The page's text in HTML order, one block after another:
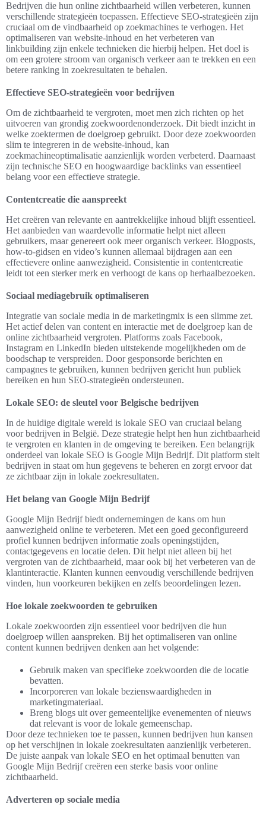
Bedrijven die hun online zichtbaarheid willen verbeteren, kunnen
verschillende strategieën toepassen. Effectieve SEO-strategieën zijn
cruciaal om de vindbaarheid op zoekmachines te verhogen. Het
optimaliseren van website-inhoud en het verbeteren van
linkbuilding zijn enkele technieken die hierbij helpen. Het doel is
om een grotere stroom van organisch verkeer aan te trekken en een
betere ranking in zoekresultaten te behalen.
Effectieve SEO-strategieën voor bedrijven
Om de zichtbaarheid te vergroten, moet men zich richten op het
uitvoeren van grondig zoekwoordenonderzoek. Dit biedt inzicht in
welke zoektermen de doelgroep gebruikt. Door deze zoekwoorden
slim te integreren in de website-inhoud, kan
zoekmachineoptimalisatie aanzienlijk worden verbeterd. Daarnaast
zijn technische SEO en hoogwaardige backlinks van essentieel
belang voor een effectieve strategie.
Contentcreatie die aanspreekt
Het creëren van relevante en aantrekkelijke inhoud blijft essentieel.
Het aanbieden van waardevolle informatie helpt niet alleen
gebruikers, maar genereert ook meer organisch verkeer. Blogposts,
how-to-gidsen en video’s kunnen allemaal bijdragen aan een
effectievere online aanwezigheid. Consistentie in contentcreatie
leidt tot een sterker merk en verhoogt de kans op herhaalbezoeken.
Sociaal mediagebruik optimaliseren
Integratie van sociale media in de marketingmix is een slimme zet.
Het actief delen van content en interactie met de doelgroep kan de
online zichtbaarheid vergroten. Platforms zoals Facebook,
Instagram en LinkedIn bieden uitstekende mogelijkheden om de
boodschap te verspreiden. Door gesponsorde berichten en
campagnes te gebruiken, kunnen bedrijven gericht hun publiek
bereiken en hun SEO-strategieën ondersteunen.
Lokale SEO: de sleutel voor Belgische bedrijven
In de huidige digitale wereld is lokale SEO van cruciaal belang
voor bedrijven in België. Deze strategie helpt hen hun zichtbaarheid
te vergroten en klanten in de omgeving te bereiken. Een belangrijk
onderdeel van lokale SEO is Google Mijn Bedrijf. Dit platform stelt
bedrijven in staat om hun gegevens te beheren en zorgt ervoor dat
ze zichtbaar zijn in lokale zoekresultaten.
Het belang van Google Mijn Bedrijf
Google Mijn Bedrijf biedt ondernemingen de kans om hun
aanwezigheid online te verbeteren. Met een goed geconfigureerd
profiel kunnen bedrijven informatie zoals openingstijden,
contactgegevens en locatie delen. Dit helpt niet alleen bij het
vergroten van de zichtbaarheid, maar ook bij het verbeteren van de
klantinteractie. Klanten kunnen eenvoudig verschillende bedrijven
vinden, hun voorkeuren bekijken en zelfs beoordelingen lezen.
Hoe lokale zoekwoorden te gebruiken
Lokale zoekwoorden zijn essentieel voor bedrijven die hun
doelgroep willen aanspreken. Bij het optimaliseren van online
content kunnen bedrijven denken aan het volgende:
Gebruik maken van specifieke zoekwoorden die de locatie
bevatten.
Incorporeren van lokale bezienswaardigheden in
marketingmateriaal.
Breng blogs uit over gemeentelijke evenementen of nieuws
dat relevant is voor de lokale gemeenschap.
Door deze technieken toe te passen, kunnen bedrijven hun kansen
op het verschijnen in lokale zoekresultaten aanzienlijk verbeteren.
De juiste aanpak van lokale SEO en het optimaal benutten van
Google Mijn Bedrijf creëren een sterke basis voor online
zichtbaarheid.
Adverteren op sociale media